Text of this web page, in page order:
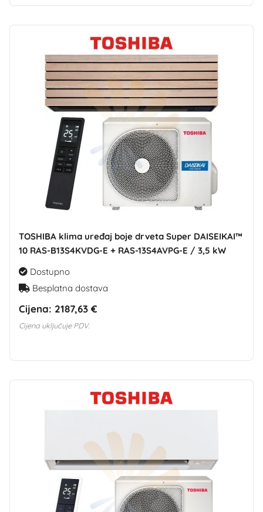
TOSHIBA klima uređaj boje drveta Super DAISEIKAI™
10 RAS-B13S4KVDG-E + RAS-13S4AVPG-E / 3,5 kW
Dostupno
Besplatna dostava
Cijena: 2187,63 €
Cijena uključuje PDV.